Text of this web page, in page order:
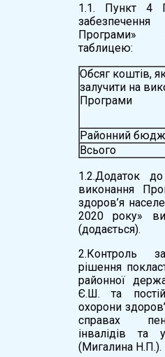
1.1. Пункт 4
Програми»
таблицею:
Обсяг коштів,
залучити на
Програми
Районний
Всього
1.2.Додаток
виконання
здоров’я
2020 року»
(додається).
2.Контроль
рішення
районної
Є.Ш. та
охорони
справах
інвалідів та
(Мигалина Н.П.).